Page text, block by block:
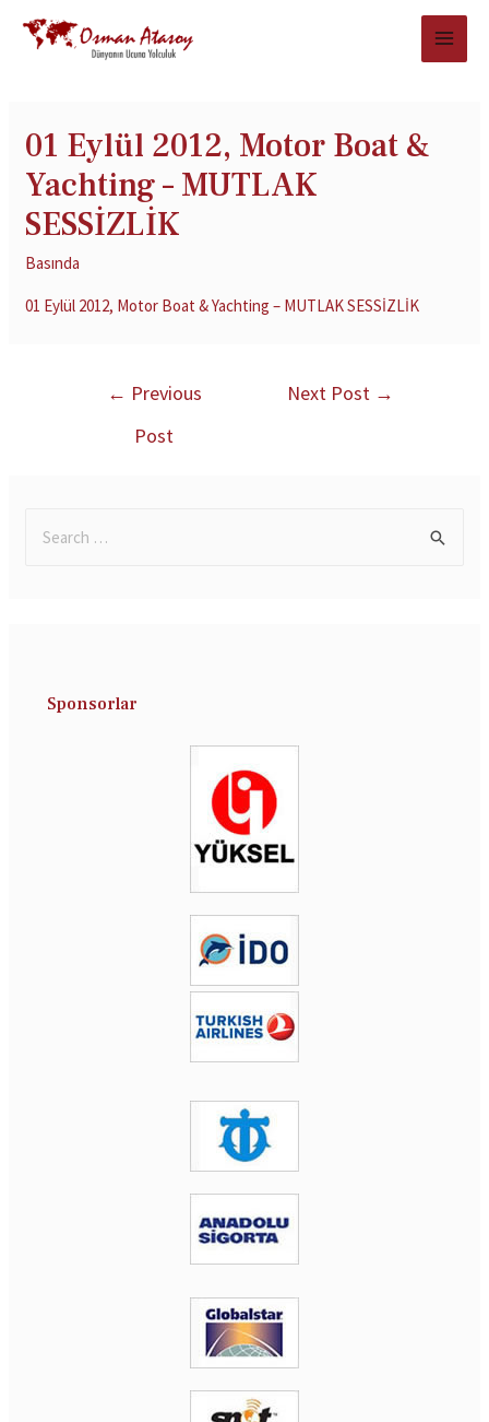
01 Eylül 2012, Motor Boat &
Yachting – MUTLAK
SESSİZLİK
Basında
01 Eylül 2012, Motor Boat & Yachting – MUTLAK SESSİZLİK
← Previous
Post
Next Post →
Sponsorlar